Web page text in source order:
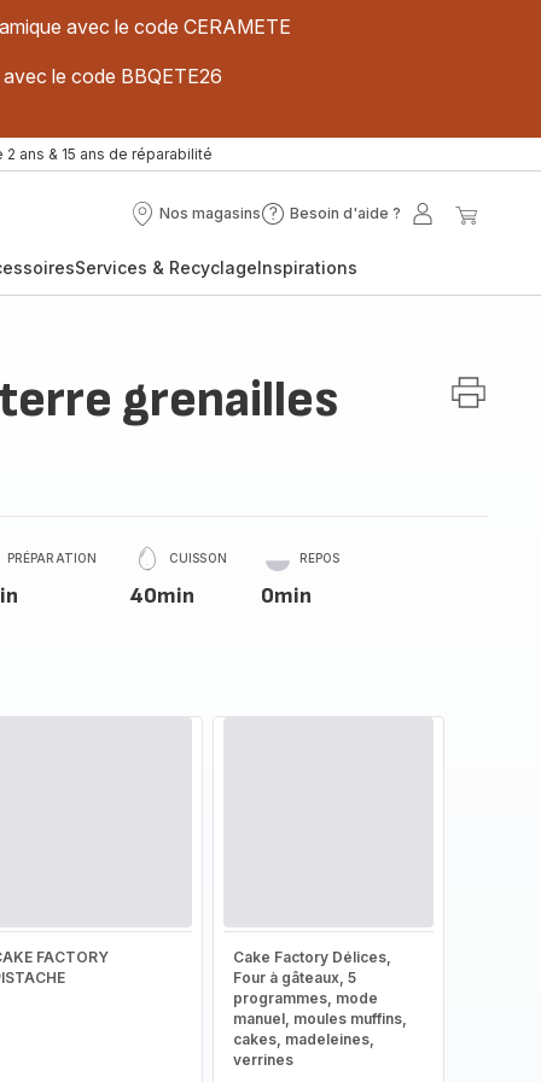
avec le code CERAMETE
le code BBQETE26
2 ans & 15 ans de réparabilité
Nos magasins
Nos
Besoin d'aide ?
Besoin
?
Mon
Services & RecyclageInspirations
grenailles
PRÉPARATION CUISSON
40min
REPOS
0min
FACTORY
Cake Factory Délices,
Four à gâteaux, 5
programmes, mode
manuel, moules muffins,
cakes, madeleines,
verrines